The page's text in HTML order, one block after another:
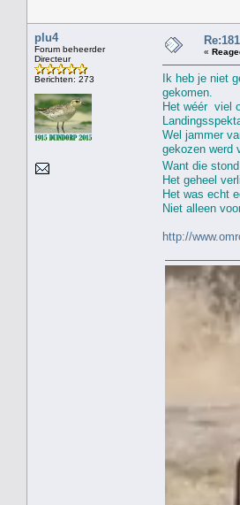
plu4
Forum beheerder
Directeur
Berichten: 273
«
Ik heb je niet
gekomen.
Het wéér viel
Wel jammer
gekozen werd
Want die
Het geheel
Het was echt
Niet alleen
http://